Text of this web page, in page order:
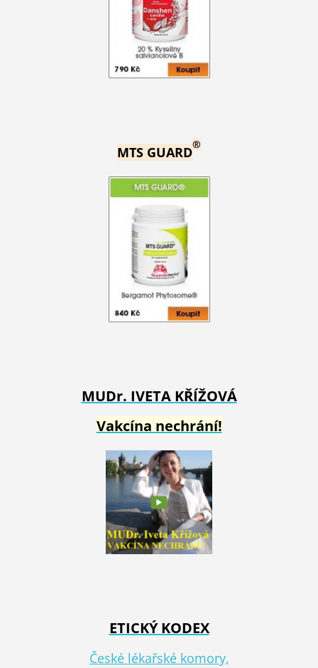
MTS GUARD®
MUDr. IVETA KŘÍŽOVÁ
Vakcína nechrání!
ETICKÝ KODEX
České lékařské komory,